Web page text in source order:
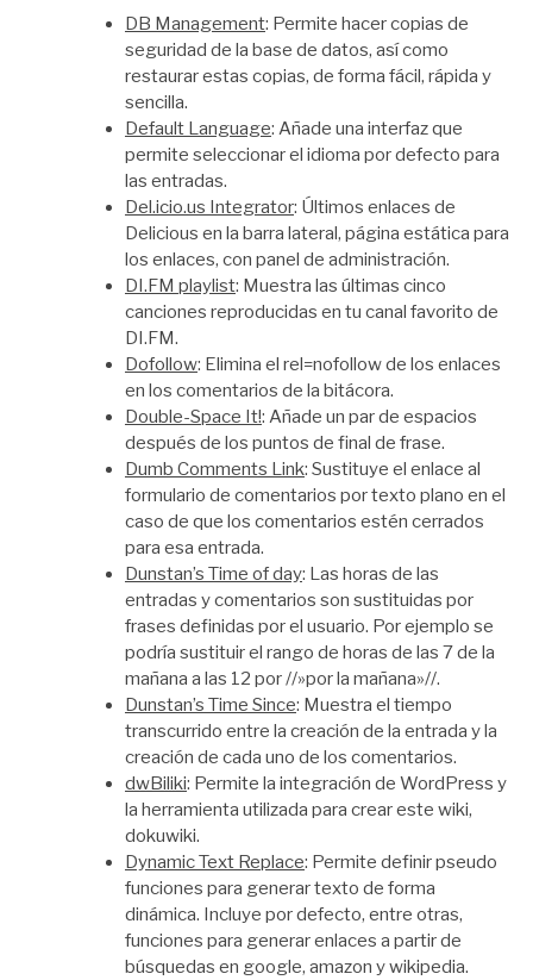
DB Management: Permite hacer copias de
seguridad de la base de datos, así como
restaurar estas copias, de forma fácil, rápida y
sencilla.
Default Language: Añade una interfaz que
permite seleccionar el idioma por defecto para
las entradas.
Del.icio.us Integrator: Últimos enlaces de
Delicious en la barra lateral, página estática para
los enlaces, con panel de administración.
DI.FM playlist: Muestra las últimas cinco
canciones reproducidas en tu canal favorito de
DI.FM.
Dofollow: Elimina el rel=nofollow de los enlaces
en los comentarios de la bitácora.
Double-Space It!: Añade un par de espacios
después de los puntos de final de frase.
Dumb Comments Link: Sustituye el enlace al
formulario de comentarios por texto plano en el
caso de que los comentarios estén cerrados
para esa entrada.
Dunstan’s Time of day: Las horas de las
entradas y comentarios son sustituidas por
frases definidas por el usuario. Por ejemplo se
podría sustituir el rango de horas de las 7 de la
mañana a las 12 por //»por la mañana»//.
Dunstan’s Time Since: Muestra el tiempo
transcurrido entre la creación de la entrada y la
creación de cada uno de los comentarios.
dwBiliki: Permite la integración de WordPress y
la herramienta utilizada para crear este wiki,
dokuwiki.
Dynamic Text Replace: Permite definir pseudo
funciones para generar texto de forma
dinámica. Incluye por defecto, entre otras,
funciones para generar enlaces a partir de
búsquedas en google, amazon y wikipedia.